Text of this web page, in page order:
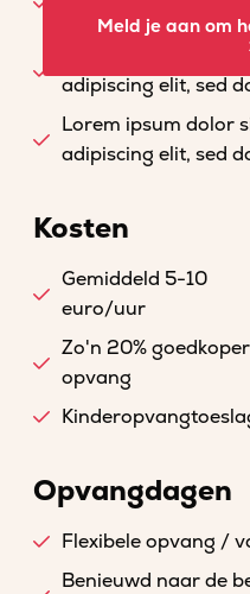
adipiscing elit, sed
Lorem ipsum dolor
adipiscing elit, sed
Lorem ipsum dolor
adipiscing elit, sed
Meld je aan om
Kosten
Gemiddeld 5-10
euro/uur
Zo'n 20%
opvang
Opvangdagen
Flexibele opvang /
Benieuwd naar de